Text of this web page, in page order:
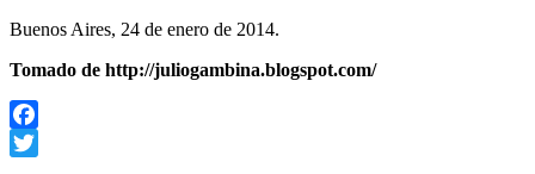
Buenos Aires, 24 de enero de 2014.
Tomado de http://juliogambina.blogspot.com/
Facebook